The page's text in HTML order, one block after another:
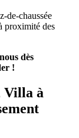
de-chaussée
proximité des
dès
!
Villa à